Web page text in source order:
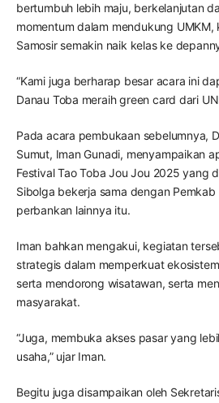
bertumbuh lebih maju, berkelanjutan
momentum dalam mendukung
Samosir semakin naik kelas ke
“Kami juga berharap besar acara ini
Danau Toba meraih green card dari
Pada acara pembukaan sebelumnya,
Sumut, Iman Gunadi, menyampaikan
Festival Tao Toba Jou Jou 2025 yang
Sibolga bekerja sama dengan Pemkab
perbankan lainnya itu.
Iman bahkan mengakui, kegiatan
strategis dalam memperkuat
serta mendorong wisatawan, serta
masyarakat.
“Juga, membuka akses pasar yang
usaha,” ujar Iman.
Begitu juga disampaikan oleh